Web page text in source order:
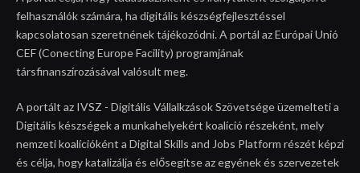
felhasználók számára, ha digitális készségfejlesztéssel
kapcsolatosan szeretnének tájékozódni. A portál az Európai Unió
CEF (Conecting Europe Facility) programjának
társfinanszírozásával valósult meg.
A portált az IVSZ - Digitális Vállalkzások Szövetsége üzemelteti a
Digitális készségek a munkahelyekért koalíció részeként, mely
nemzeti koalícióként a Digital Skills and Jobs Platform részét képzi
és célja, hogy katalizálja és elősegítse az egyének és szervezetek